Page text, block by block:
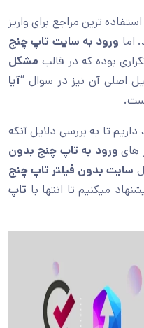
ترین مراجع برای واریز
اما ورود به سایت تاپ چنج
بوده که در قالب مشکل
اصلی آن نیز در سوال “آیا
تا به بررسی دلایل آنکه
های ورود به تاپ چنج بدون
سایت بدون فیلتر تاپ چنج
میکنیم تا انتها با تاپ